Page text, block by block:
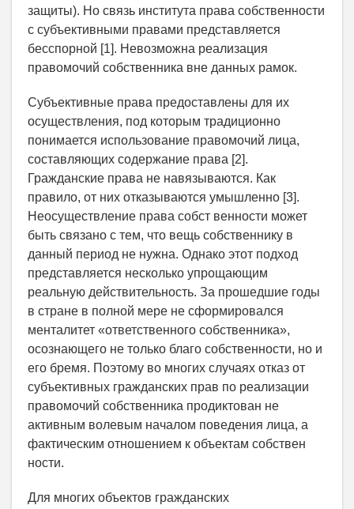
защиты). Но связь института права собственности
с субъективными правами представляется
бесспорной [1]. Невозможна реализация
правомочий собственника вне данных рамок.
Субъективные права предоставлены для их
осуществления, под которым традиционно
понимается использование правомочий лица,
составляющих содержание права [2].
Гражданские права не навязываются. Как
правило, от них отказываются умышленно [3].
Неосуществление права собст венности может
быть связано с тем, что вещь собственнику в
данный период не нужна. Однако этот подход
представляется несколько упрощающим
реальную действительность. За прошедшие годы
в стране в полной мере не сформировался
менталитет «ответственного собственника»,
осознающего не только благо собственности, но и
его бремя. Поэтому во многих случаях отказ от
субъективных гражданских прав по реализации
правомочий собственника продиктован не
активным волевым началом поведения лица, а
фактическим отношением к объектам собствен
ности.
Для многих объектов гражданских